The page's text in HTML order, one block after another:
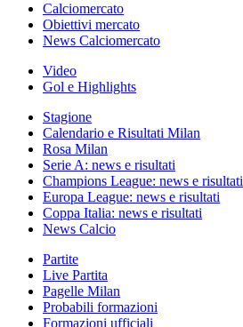
Calciomercato
Obiettivi mercato
News Calciomercato
Video
Gol e Highlights
Stagione
Calendario e Risultati Milan
Rosa Milan
Serie A: news e risultati
Champions League: news e risultati
Europa League: news e risultati
Coppa Italia: news e risultati
News Calcio
Partite
Live Partita
Pagelle Milan
Probabili formazioni
Formazioni ufficiali